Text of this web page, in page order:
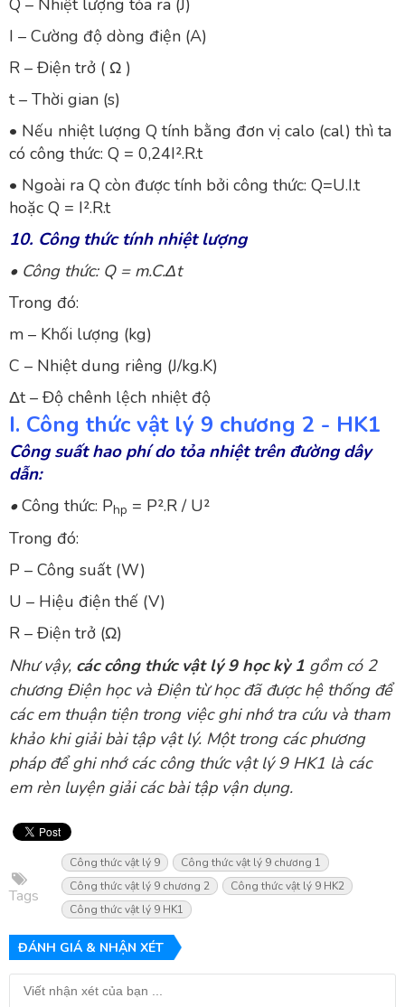
Q – Nhiệt lượng tỏa ra (J)
I – Cường độ dòng điện (A)
R – Điện trở ( Ω )
t – Thời gian (s)
• Nếu nhiệt lượng Q tính bằng đơn vị calo (cal) thì ta
có công thức: Q = 0,24I².R.t
• Ngoài ra Q còn được tính bởi công thức: Q=U.I.t
hoặc Q = I².R.t
10. Công thức tính nhiệt lượng
• Công thức: Q = m.C.Δt
Trong đó:
m – Khối lượng (kg)
C – Nhiệt dung riêng (J/kg.K)
Δt – Độ chênh lệch nhiệt độ
I. Công thức vật lý 9 chương 2 - HK1
Công suất hao phí do tỏa nhiệt trên đường dây
dẫn:
•Công thức: Php = P².R / U²
Trong đó:
P – Công suất (W)
U – Hiệu điện thế (V)
R – Điện trở (Ω)
Như vậy, các công thức vật lý 9 học kỳ 1 gồm có 2
chương Điện học và Điện từ học đã được hệ thống để
các em thuận tiện trong việc ghi nhớ tra cứu và tham
khảo khi giải bài tập vật lý. Một trong các phương
pháp để ghi nhớ các công thức vật lý 9 HK1 là các
em rèn luyện giải các bài tập vận dụng.
Tags
Công thức vật lý 9
Công thức vật lý 9 chương 1
Công thức vật lý 9 chương 2
Công thức vật lý 9 HK2
Công thức vật lý 9 HK1
ĐÁNH GIÁ & NHẬN XÉT